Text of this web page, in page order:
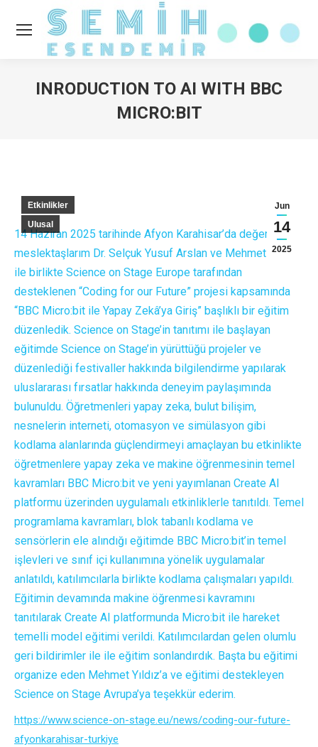
INRODUCTION TO AI WITH BBC
MICRO:BIT
Jun
14
2025
Etkinlikler
Ulusal
14 Haziran 2025 tarihinde Afyon Karahisar’da değerli
meslektaşlarım Dr. Selçuk Yusuf Arslan ve Mehmet Yıldız
ile birlikte Science on Stage Europe tarafından
desteklenen “Coding for our Future” projesi kapsamında
“BBC Micro:bit ile Yapay Zekâ’ya Giriş” başlıklı bir eğitim
düzenledik. Science on Stage’in tanıtımı ile başlayan
eğitimde Science on Stage’in yürüttüğü projeler ve
düzenlediği festivaller hakkında bilgilendirme yapılarak
uluslararası fırsatlar hakkında deneyim paylaşımında
bulunuldu. Öğretmenleri yapay zeka, bulut bilişim,
nesnelerin interneti, otomasyon ve simülasyon gibi
kodlama alanlarında güçlendirmeyi amaçlayan bu etkinlikte
öğretmenlere yapay zeka ve makine öğrenmesinin temel
kavramları BBC Micro:bit ve yeni yayımlanan Create AI
platformu üzerinden uygulamalı etkinliklerle tanıtıldı. Temel
programlama kavramları, blok tabanlı kodlama ve
sensörlerin ele alındığı eğitimde BBC Micro:bit’in temel
işlevleri ve sınıf içi kullanımına yönelik uygulamalar
anlatıldı, katılımcılarla birlikte kodlama çalışmaları yapıldı.
Eğitimin devamında makine öğrenmesi kavramını
tanıtılarak Create AI platformunda Micro:bit ile hareket
temelli model eğitimi verildi. Katılımcılardan gelen olumlu
geri bildirimler ile ile eğitim sonlandırdık. Başta bu eğitimi
organize eden Mehmet Yıldız’a ve eğitimi destekleyen
Science on Stage Avrupa’ya teşekkür ederim.
https://www.science-on-stage.eu/news/coding-our-future-
afyonkarahisar-turkiye